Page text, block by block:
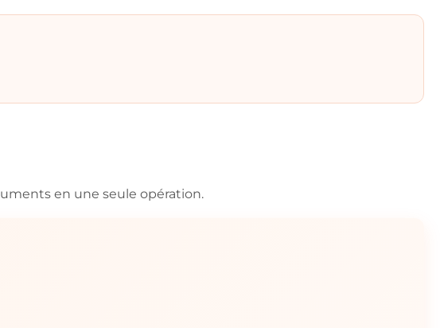
en une seule opération.